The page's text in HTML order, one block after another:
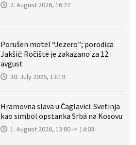
2. August 2026, 16:27
Porušen motel “Jezero”; porodica
Jakšić: Ročište je zakazano za 12.
avgust
30. July 2026, 13:19
Hramovna slava u Čaglavici: Svetinja
kao simbol opstanka Srba na Kosovu
1. August 2026, 13:00 -> 14:03